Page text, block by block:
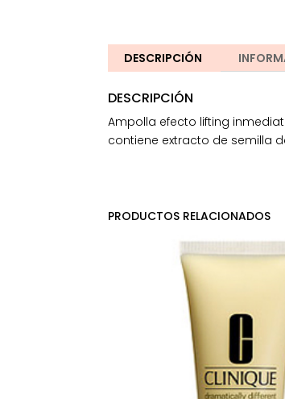
DESCRIPCIÓN
DESCRIPCIÓN
Ampolla efecto lifting
contiene extracto de semilla
PRODUCTOS RELACIONADOS